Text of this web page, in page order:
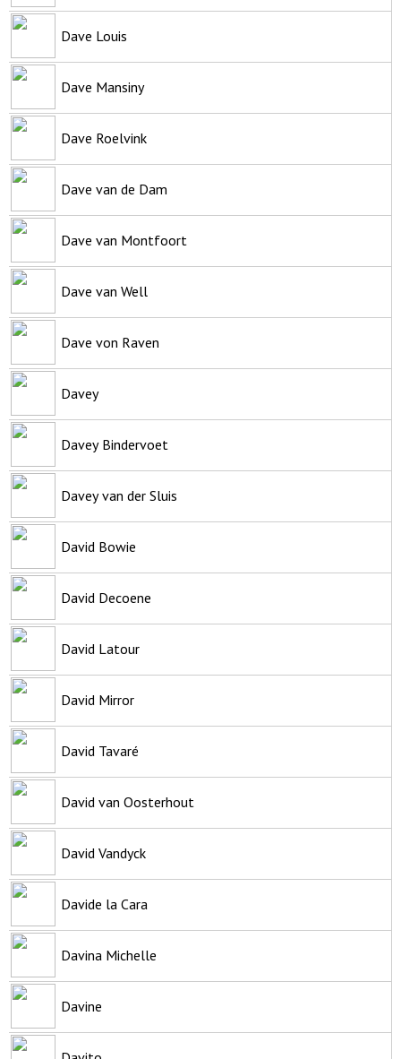
Dave Louis
Dave Mansiny
Dave Roelvink
Dave van de Dam
Dave van Montfoort
Dave van Well
Dave von Raven
Davey
Davey Bindervoet
Davey van der Sluis
David Bowie
David Decoene
David Latour
David Mirror
David Tavaré
David van Oosterhout
David Vandyck
Davide la Cara
Davina Michelle
Davine